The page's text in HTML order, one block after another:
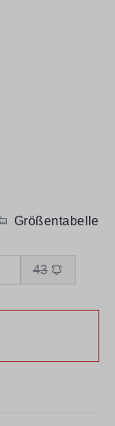
Größentabelle
43